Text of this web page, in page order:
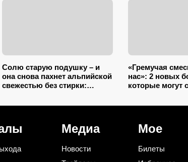
Солю старую подушку – и
она снова пахнет альпийской
свежестью без стирки:
«Гремучая
нас»: 2 новых
которые могут
Медиа
Новости
Мое
Билеты